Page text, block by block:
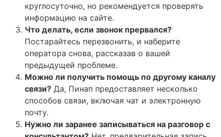
круглосуточно, но рекомендуется проверять
информацию на сайте.
Что делать, если звонок прервался?
Постарайтесь перезвонить, и наберите
оператора снова, рассказав о вашей
предыдущей проблеме.
Можно ли получить помощь по другому каналу
связи? Да, Пинап предоставляет несколько
способов связи, включая чат и электронную
почту.
Нужно ли заранее записываться на разговор с